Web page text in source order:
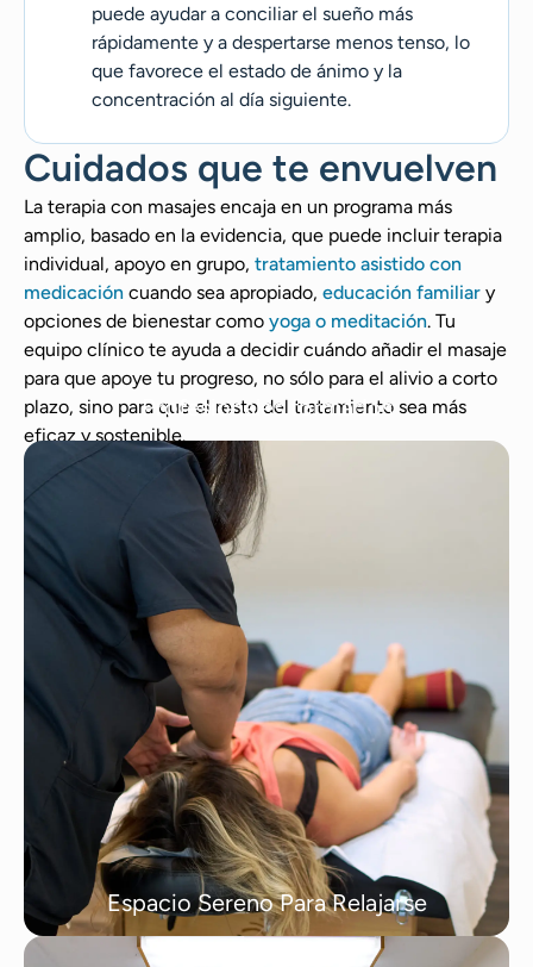
puede ayudar a conciliar el sueño más
rápidamente y a despertarse menos tenso, lo
que favorece el estado de ánimo y la
concentración al día siguiente.
Cuidados que te envuelven
La terapia con masajes encaja en un programa más
amplio, basado en la evidencia, que puede incluir terapia
individual, apoyo en grupo, tratamiento asistido con
medicación cuando sea apropiado, educación familiar y
opciones de bienestar como yoga o meditación. Tu
equipo clínico te ayuda a decidir cuándo añadir el masaje
para que apoye tu progreso, no sólo para el alivio a corto
plazo, sino para que el resto del tratamiento sea más
eficaz y sostenible.
Profesionales formados
Espacio Sereno Para Relajarse